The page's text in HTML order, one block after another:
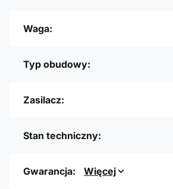
Waga:
Typ obudowy:
Zasilacz:
Stan techniczny:
Gwarancja: Więcej